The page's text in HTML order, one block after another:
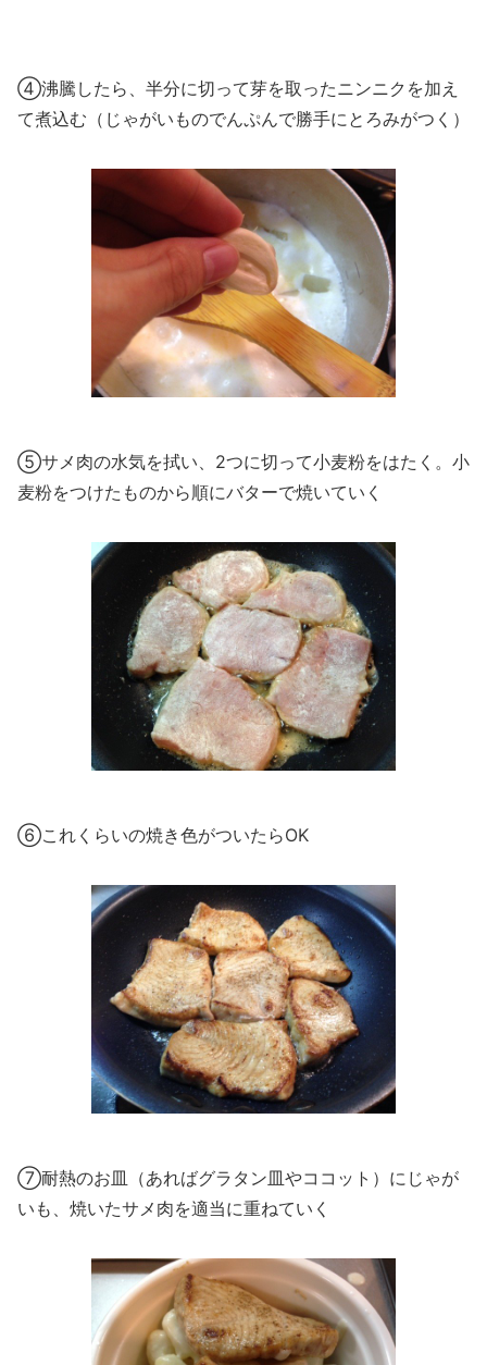
④沸騰したら、半分に切って芽を取ったニンニクを加え
て煮込む（じゃがいものでんぷんで勝手にとろみがつく）
⑤サメ肉の水気を拭い、2つに切って小麦粉をはたく。小
麦粉をつけたものから順にバターで焼いていく
⑥これくらいの焼き色がついたらOK
⑦耐熱のお皿（あればグラタン皿やココット）にじゃが
いも、焼いたサメ肉を適当に重ねていく